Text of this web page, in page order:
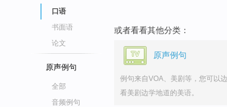
口语
书面语
论文
原声例句
全部
音频例句
或者看看其他分类：
原声例句
例句来自VOA、美剧等，您可以边
看美剧边学地道的美语。